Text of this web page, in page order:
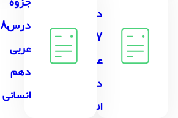
درس
7
عربی
دهم
انسانی
درس8
عربی
دهم
انسانی